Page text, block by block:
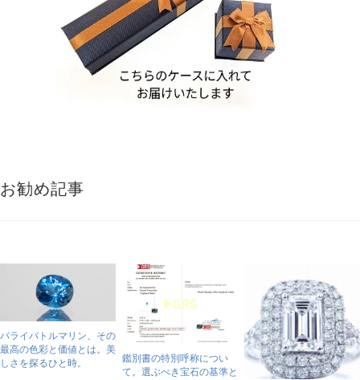
お勧め記事
パライバトルマリン、その
最高の色彩と価値とは。美
しさを探るひと時。
鑑別書の特別呼称につい
て。選ぶべき宝石の基準と